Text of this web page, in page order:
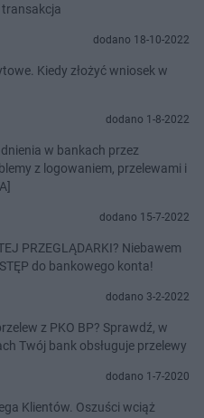
transakcja
dodano 18-10-2022
Kiedy złożyć wniosek w
dodano 1-8-2022
w bankach przez
z logowaniem, przelewami i
dodano 15-7-2022
PRZEGLĄDARKI? Niebawem
do bankowego konta!
dodano 3-2-2022
z PKO BP? Sprawdź, w
Twój bank obsługuje przelewy
dodano 1-7-2020
Klientów. Oszuści wciąż